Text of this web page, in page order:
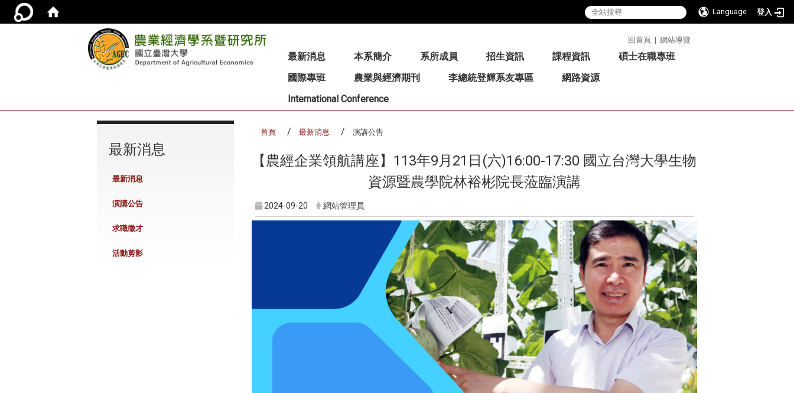
Language 登入
回首頁 | 網站導覽
最新消息 本系簡介 系所成員 招生資訊 課程資訊
碩士在職專班
國際專班
農業與經濟期刊 李總統登輝系友專區
網路資源
International Conference
最新消息
最新消息
演講公告
求職徵才
活動剪影
首頁 最新消息 演講公告
【農經企業領航講座】113年9月21日(六)16:00-17:30 國立台灣大學生物
資源暨農學院林裕彬院長蒞臨演講
2024-09-20 網站管理員